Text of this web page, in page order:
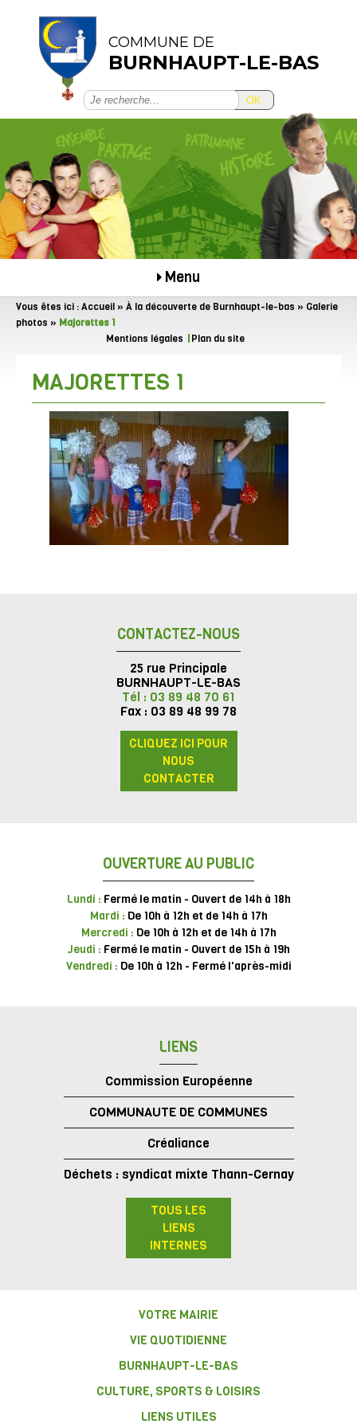
COMMUNE DE
BURNHAUPT-LE-BAS
OK
Menu
Vous êtes ici :Accueil » À la découverte de Burnhaupt-le-bas » Galerie
photos » Majorettes 1
Mentions légales
Plan du site
MAJORETTES 1
CONTACTEZ-NOUS
25 rue Principale
BURNHAUPT-LE-BAS
Tél : 03 89 48 70 61
Fax : 03 89 48 99 78
CLIQUEZ ICI POUR
NOUS
CONTACTER
OUVERTURE AU PUBLIC
Lundi : Fermé le matin - Ouvert de 14h à 18h
Mardi : De 10h à 12h et de 14h à 17h
Mercredi : De 10h à 12h et de 14h à 17h
Jeudi : Fermé le matin - Ouvert de 15h à 19h
Vendredi : De 10h à 12h - Fermé l'après-midi
LIENS
Commission Européenne
COMMUNAUTE DE COMMUNES
Créaliance
Déchets : syndicat mixte Thann-Cernay
TOUS LES
LIENS
INTERNES
VOTRE MAIRIE
VIE QUOTIDIENNE
BURNHAUPT-LE-BAS
CULTURE, SPORTS & LOISIRS
LIENS UTILES